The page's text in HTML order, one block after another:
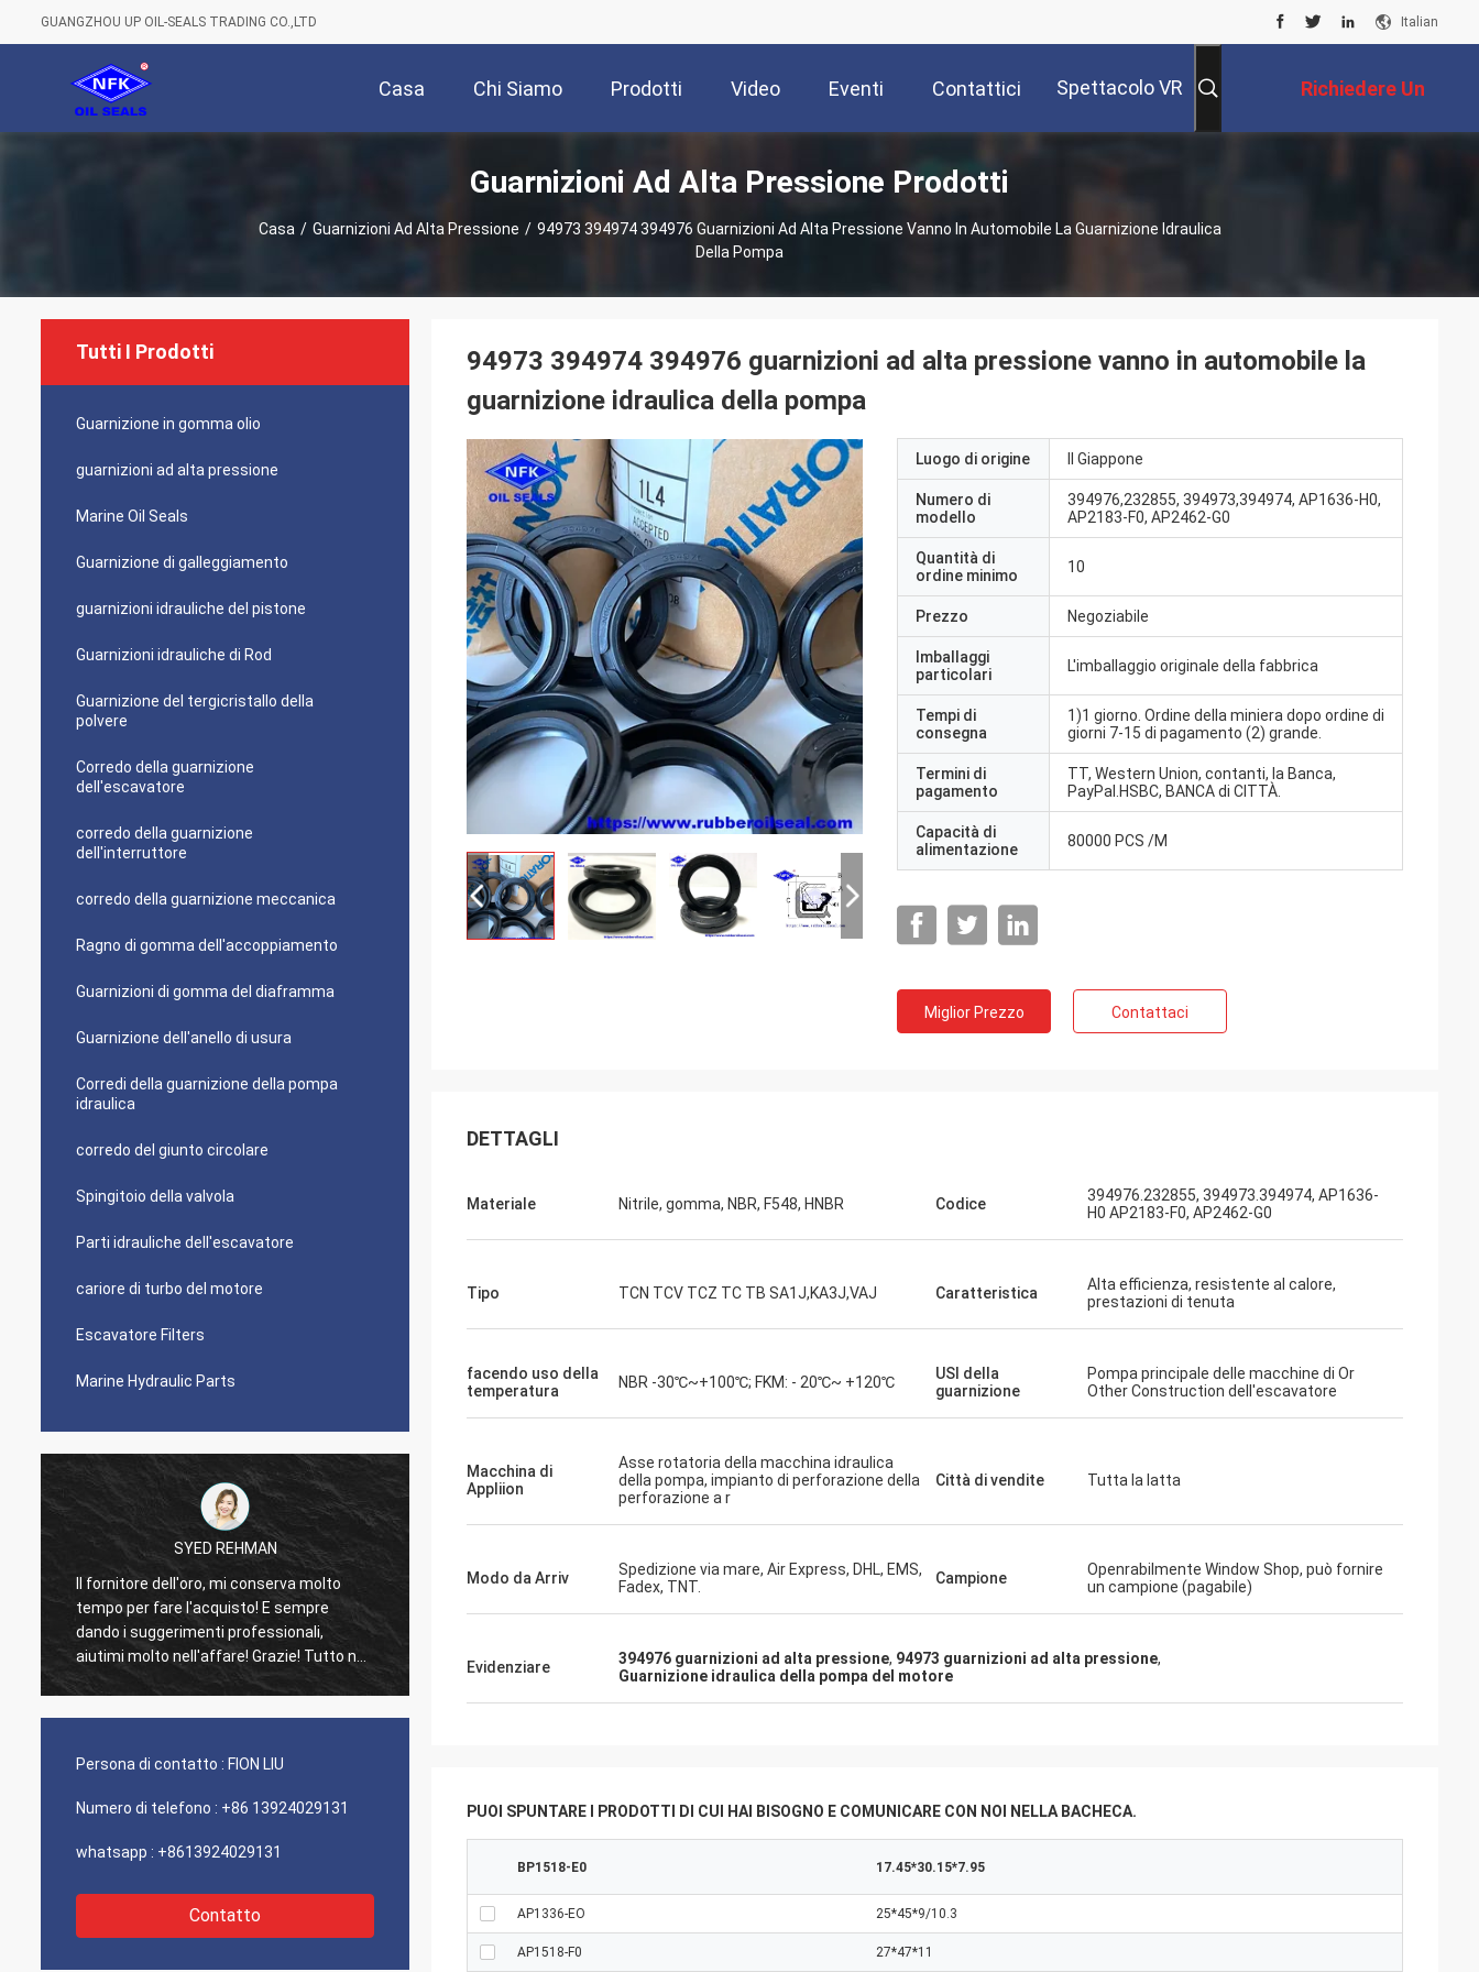
GUANGZHOU UP OIL-SEALS TRADING CO.,LTD Italian
Casa Chi Siamo Prodotti Video Eventi Contattici Spettacolo VR Richiedere Un
Preventivo
Guarnizioni Ad Alta Pressione Prodotti
Casa / Guarnizioni Ad Alta Pressione / 94973 394974 394976 Guarnizioni Ad Alta Pressione Vanno In Automobile La Guarnizione Idraulica
Della Pompa
Tutti I Prodotti
Guarnizione in gomma olio
guarnizioni ad alta pressione
Marine Oil Seals
Guarnizione di galleggiamento
guarnizioni idrauliche del pistone
Guarnizioni idrauliche di Rod
Guarnizione del tergicristallo della
polvere
Corredo della guarnizione
dell'escavatore
corredo della guarnizione
dell'interruttore
corredo della guarnizione meccanica
Ragno di gomma dell'accoppiamento
Guarnizioni di gomma del diaframma
Guarnizione dell'anello di usura
Corredi della guarnizione della pompa
idraulica
corredo del giunto circolare
Spingitoio della valvola
Parti idrauliche dell'escavatore
cariore di turbo del motore
Escavatore Filters
Marine Hydraulic Parts
SYED REHMAN
Il fornitore dell'oro, mi conserva molto
tempo per fare l'acquisto! E sempre
dando i suggerimenti professionali,
aiutimi molto nell'affare! Grazie! Tutto nel
migliore ordine, le merci di buona qualità,
società per comprare più
I clienti anziani, cose sono ancora come di
eccezionale. Trasporto veloce e servic
molto buon raccomando merito 5 stelle!
Il buon fornitore e sempre dare i
lungo in futuro.
Persona di contatto : FION LIU
Numero di telefono : +86 13924029131
whatsapp : +8613924029131
Contatto
94973 394974 394976 guarnizioni ad alta pressione vanno in automobile la
guarnizione idraulica della pompa
Luogo di origine Il Giappone
Numero di
modello
394976,232855, 394973,394974, AP1636-H0,
AP2183-F0, AP2462-G0
Quantità di
ordine minimo
10
Prezzo Negoziabile
Imballaggi
particolari
L'imballaggio originale della fabbrica
Tempi di
consegna
1)1 giorno. Ordine della miniera dopo ordine di
giorni 7-15 di pagamento (2) grande.
Termini di
pagamento
TT, Western Union, contanti, la Banca,
PayPal.HSBC, BANCA di CITTÀ.
Capacità di
alimentazione
80000 PCS /M
Miglior Prezzo Contattaci
DETTAGLI
Materiale Nitrile, gomma, NBR, F548, HNBR Codice
394976.232855, 394973.394974, AP1636-
H0 AP2183-F0, AP2462-G0
Tipo TCN TCV TCZ TC TB SA1J,KA3J,VAJ Caratteristica
Alta efficienza, resistente al calore,
prestazioni di tenuta
facendo uso della
temperatura
NBR -30℃~+100℃; FKM: - 20℃~ +120℃
USI della
guarnizione
Pompa principale delle macchine di Or
Other Construction dell'escavatore
Macchina di
Appliion
Asse rotatoria della macchina idraulica
della pompa, impianto di perforazione della
perforazione a r
Città di vendite Tutta la latta
Modo da Arriv
Spedizione via mare, Air Express, DHL, EMS,
Fadex, TNT.
Campione
Openrabilmente Window Shop, può fornire
un campione (pagabile)
Evidenziare 394976 guarnizioni ad alta pressione, 94973 guarnizioni ad alta pressione,
Guarnizione idraulica della pompa del motore
PUOI SPUNTARE I PRODOTTI DI CUI HAI BISOGNO E COMUNICARE CON NOI NELLA BACHECA.
BP1518-E0 17.45*30.15*7.95
AP1336-EO 25*45*9/10.3
AP1518-F0 27*47*11